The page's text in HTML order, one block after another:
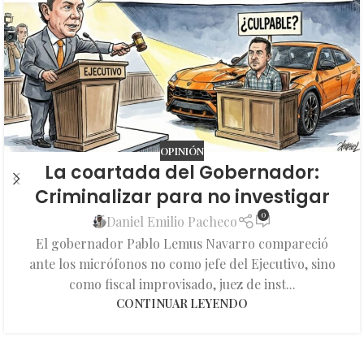
OPINIÓN
La coartada del Gobernador:
Criminalizar para no investigar
Daniel Emilio Pacheco 0
El gobernador Pablo Lemus Navarro compareció
ante los micrófonos no como jefe del Ejecutivo, sino
como fiscal improvisado, juez de inst...
CONTINUAR LEYENDO